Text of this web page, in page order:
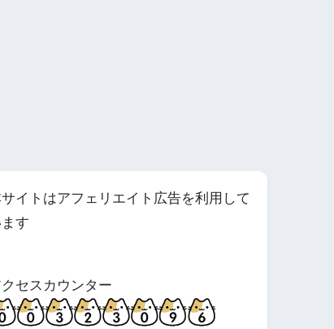
イトはアフェリエイト広告を利用して
す
セスカウンター